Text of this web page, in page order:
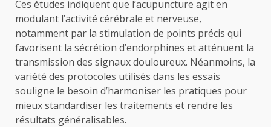
Ces études indiquent que l’acupuncture agit en
modulant l’activité cérébrale et nerveuse,
notamment par la stimulation de points précis qui
favorisent la sécrétion d’endorphines et atténuent la
transmission des signaux douloureux. Néanmoins, la
variété des protocoles utilisés dans les essais
souligne le besoin d’harmoniser les pratiques pour
mieux standardiser les traitements et rendre les
résultats généralisables.